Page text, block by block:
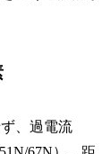
、過電流